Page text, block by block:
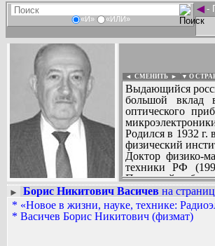
«И» «ИЛИ»
◄-
◄ СМЕНИТЬ ► ▼ О
Выдающийся
большой вклад
оптического
Родился в 1932
физический
Доктор физико-
техники РФ
Почетный
Главный
научно-
Президент
вакуумного
Вадим Ершов...
AAW, DNS...
► Борис Никитович Васичев на
* «Новое в жизни, науке, технике:
* Васичев Борис Никитович (физмат)